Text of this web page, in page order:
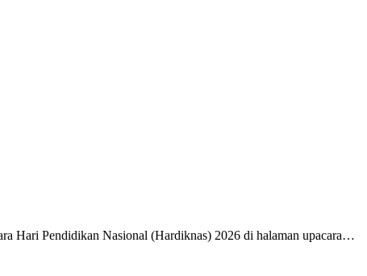
Hari Pendidikan Nasional (Hardiknas) 2026 di halaman upacara…